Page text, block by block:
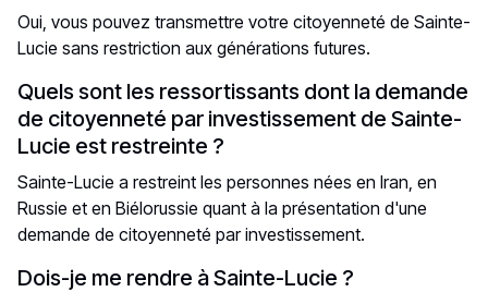
Oui, vous pouvez transmettre votre citoyenneté de Sainte-
Lucie sans restriction aux générations futures.
Quels sont les ressortissants dont la demande
de citoyenneté par investissement de Sainte-
Lucie est restreinte ?
Sainte-Lucie a restreint les personnes nées en Iran, en
Russie et en Biélorussie quant à la présentation d'une
demande de citoyenneté par investissement.
Dois-je me rendre à Sainte-Lucie ?